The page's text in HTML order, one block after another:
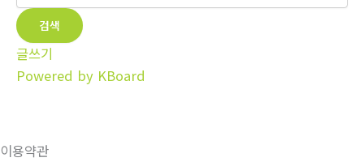
검색
글쓰기
Powered by KBoard
이용약관